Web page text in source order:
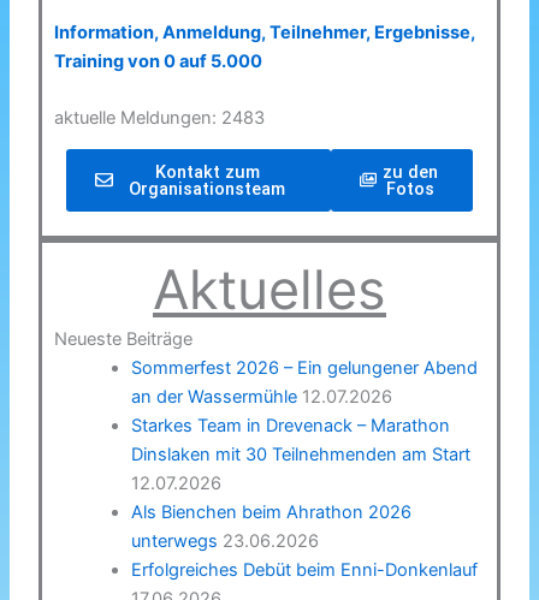
Information, Anmeldung, Teilnehmer, Ergebnisse,
Training von 0 auf 5.000
aktuelle Meldungen: 2483
Kontakt zum
Organisationsteam
zu den
Fotos
Aktuelles
Neueste Beiträge
Sommerfest 2026 – Ein gelungener Abend
an der Wassermühle 12.07.2026
Starkes Team in Drevenack – Marathon
Dinslaken mit 30 Teilnehmenden am Start
12.07.2026
Als Bienchen beim Ahrathon 2026
unterwegs 23.06.2026
Erfolgreiches Debüt beim Enni-Donkenlauf